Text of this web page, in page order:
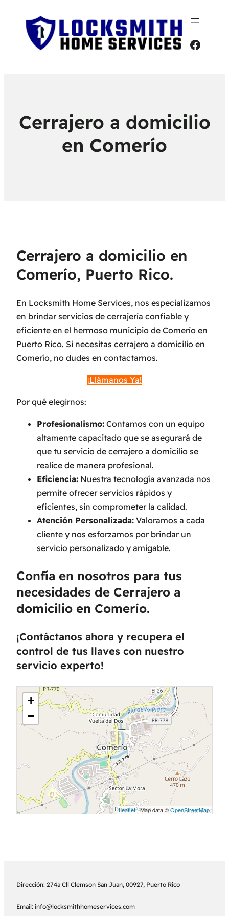
Cerrajero a domicilio
en Comerío
Cerrajero a domicilio en
Comerío, Puerto Rico.
En Locksmith Home Services, nos especializamos
en brindar servicios de cerrajería confiable y
eficiente en el hermoso municipio de Comerío en
Puerto Rico. Si necesitas cerrajero a domicilio en
Comerío, no dudes en contactarnos.
¡Llámanos Ya!
Por qué elegirnos:
Profesionalismo: Contamos con un equipo
altamente capacitado que se asegurará de
que tu servicio de cerrajero a domicilio se
realice de manera profesional.
Eficiencia: Nuestra tecnología avanzada nos
permite ofrecer servicios rápidos y
eficientes, sin comprometer la calidad.
Atención Personalizada: Valoramos a cada
cliente y nos esforzamos por brindar un
servicio personalizado y amigable.
Confía en nosotros para tus
necesidades de Cerrajero a
domicilio en Comerío.
¡Contáctanos ahora y recupera el
control de tus llaves con nuestro
servicio experto!
+
−
Leaflet| Map data ©OpenStreetMap
Dirección: 274a Cll Clemson San Juan, 00927, Puerto Rico
Email: info@locksmithhomeservices.com